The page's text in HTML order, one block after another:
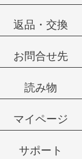
返品・交換
お問合せ先
読み物
マイページ
サポート